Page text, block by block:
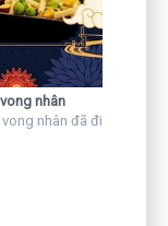
nhân
nhân đã đi